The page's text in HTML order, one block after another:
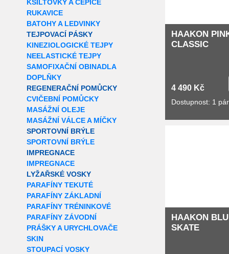
KŠILTOVKY A ČEPICE
RUKAVICE
BATOHY A LEDVINKY
TEJPOVACÍ PÁSKY
KINEZIOLOGICKÉ TEJPY
NEELASTICKÉ TEJPY
SAMOFIXAČNÍ OBINADLA
DOPLŇKY
REGENERAČNÍ POMŮCKY
CVIČEBNÍ POMŮCKY
MASÁŽNÍ OLEJE
MASÁŽNÍ VÁLCE A MÍČKY
SPORTOVNÍ BRÝLE
SPORTOVNÍ BRÝLE
IMPREGNACE
IMPREGNACE
LYŽAŘSKÉ VOSKY
PARAFÍNY TEKUTÉ
PARAFÍNY ZÁKLADNÍ
PARAFÍNY TRÉNINKOVÉ
PARAFÍNY ZÁVODNÍ
PRÁŠKY A URYCHLOVAČE
SKIN
STOUPACÍ VOSKY
HAAKON
CLASSIC
4 490 Kč
Dostupnost: 1
HAAKON
SKATE